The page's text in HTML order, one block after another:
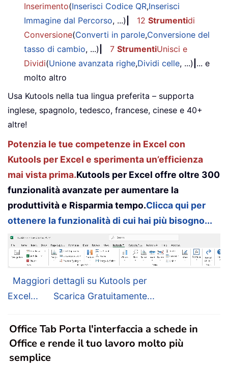
Inserimento(Inserisci Codice QR,Inserisci
Immagine dal Percorso, ...) 12 Strumentidi
Conversione(Converti in parole,Conversione del
tasso di cambio, ...) 7 StrumentiUnisci e
Dividi(Unione avanzata righe,Dividi celle, ...) ... e
molto altro
Usa Kutools nella tua lingua preferita – supporta
inglese, spagnolo, tedesco, francese, cinese e 40+
altre!
Potenzia le tue competenze in Excel con
Kutools per Excel e sperimenta un’efficienza
mai vista prima.Kutools per Excel offre oltre 300
funzionalità avanzate per aumentare la
produttività e Risparmia tempo.Clicca qui per
ottenere la funzionalità di cui hai più bisogno...
Maggiori dettagli su Kutools per
Excel...
Scarica Gratuitamente...
Office Tab Porta l'interfaccia a schede in
Office e rende il tuo lavoro molto più
semplice